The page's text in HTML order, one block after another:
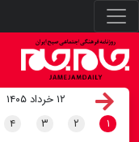
۱۲ خرداد ۱۴۰۵
۱
۲ ۳ ۴